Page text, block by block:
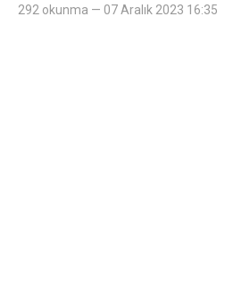
292 okunma — 07 Aralık 2023 16:35